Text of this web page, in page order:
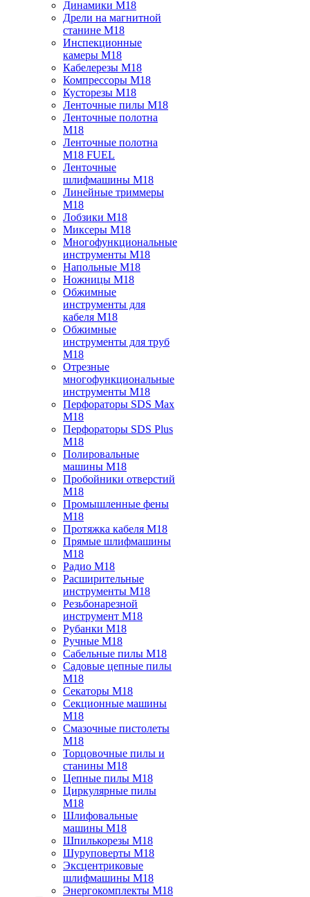
Динамики M18
Дрели на магнитной
станине M18
Инспекционные
камеры M18
Кабелерезы M18
Компрессоры M18
Кусторезы M18
Ленточные пилы M18
Ленточные полотна
M18
Ленточные полотна
M18 FUEL
Ленточные
шлифмашины M18
Линейные триммеры
M18
Лобзики M18
Миксеры M18
Многофункциональные
инструменты M18
Напольные M18
Ножницы M18
Обжимные
инструменты для
кабеля M18
Обжимные
инструменты для труб
M18
Отрезные
многофункциональные
инструменты M18
Перфораторы SDS Max
M18
Перфораторы SDS Plus
M18
Полировальные
машины M18
Пробойники отверстий
M18
Промышленные фены
M18
Протяжка кабеля M18
Прямые шлифмашины
M18
Радио M18
Расширительные
инструменты M18
Резьбонарезной
инструмент M18
Рубанки M18
Ручные M18
Сабельные пилы M18
Садовые цепные пилы
M18
Секаторы M18
Секционные машины
M18
Смазочные пистолеты
M18
Торцовочные пилы и
станины M18
Цепные пилы M18
Циркулярные пилы
M18
Шлифовальные
машины M18
Шпилькорезы M18
Шуруповерты M18
Эксцентриковые
шлифмашины M18
Энергокомплекты M18